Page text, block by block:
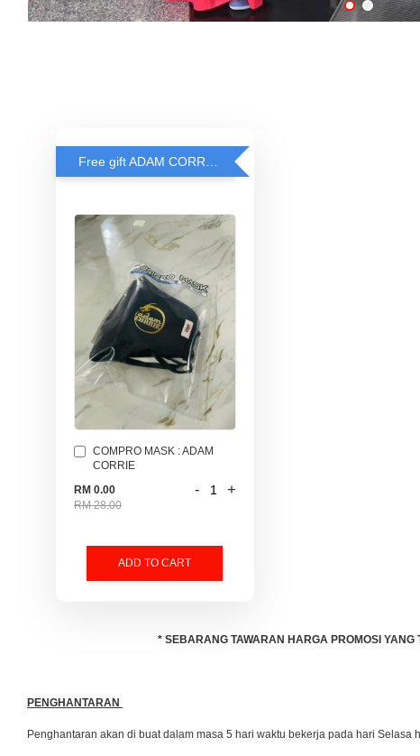
COMPRO MASK : ADAM
CORRIE
RM 0.00
RM 28.00
- +
ADD TO CART
* SEBARANG TAWARAN HARGA PROMOSI
PENGHANTARAN
Penghantaran akan di buat dalam masa 5 hari waktu bekerja pada hari